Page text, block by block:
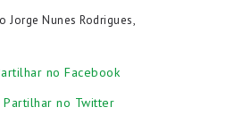
Jorge Nunes Rodrigues,
no Facebook
Partilhar no Twitter